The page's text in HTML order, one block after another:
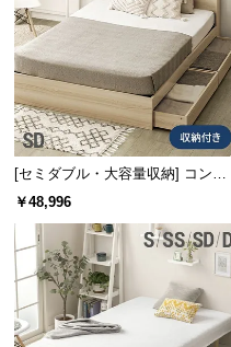
充実のアフターサー
商品のお届けから、ご
で、トータルでご満足
[セミダブル・大容量収納] コンセ
ント機能付きベッド プレミアムマ
￥48,996